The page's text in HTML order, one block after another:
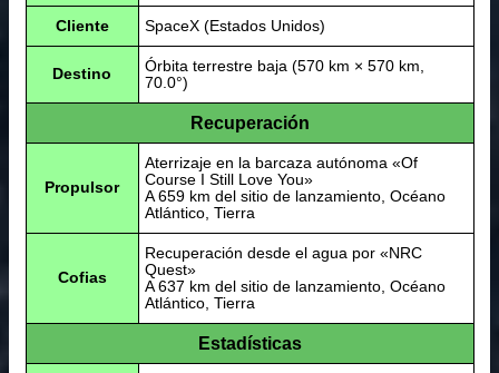
Cliente SpaceX (Estados Unidos)
Destino
Órbita terrestre baja (570 km × 570 km,
70.0°)
Recuperación
Propulsor
Aterrizaje en la barcaza autónoma «Of
Course I Still Love You»
A 659 km del sitio de lanzamiento, Océano
Atlántico, Tierra
Cofias
Recuperación desde el agua por «NRC
Quest»
A 637 km del sitio de lanzamiento, Océano
Atlántico, Tierra
Estadísticas